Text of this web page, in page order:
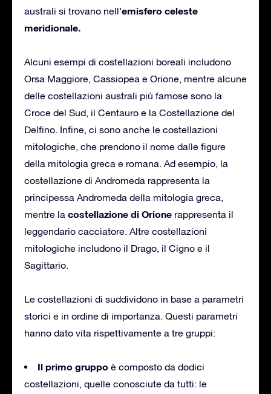
australi si trovano nell’emisfero celeste
meridionale.
Alcuni esempi di costellazioni boreali includono
Orsa Maggiore, Cassiopea e Orione, mentre alcune
delle costellazioni australi più famose sono la
Croce del Sud, il Centauro e la Costellazione del
Delfino. Infine, ci sono anche le costellazioni
mitologiche, che prendono il nome dalle figure
della mitologia greca e romana. Ad esempio, la
costellazione di Andromeda rappresenta la
principessa Andromeda della mitologia greca,
mentre la costellazione di Orione rappresenta il
leggendario cacciatore. Altre costellazioni
mitologiche includono il Drago, il Cigno e il
Sagittario.
Le costellazioni di suddividono in base a parametri
storici e in ordine di importanza. Questi parametri
hanno dato vita rispettivamente a tre gruppi:
Il primo gruppo è composto da dodici
costellazioni, quelle conosciute da tutti: le